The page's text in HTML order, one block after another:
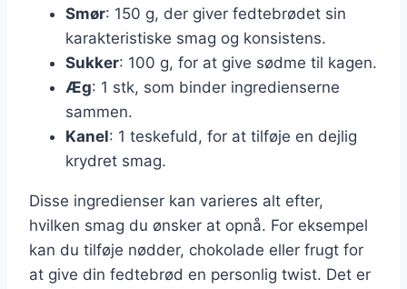
Smør: 150 g, der giver fedtebrødet sin
karakteristiske smag og konsistens.
Sukker: 100 g, for at give sødme til kagen.
Æg: 1 stk, som binder ingredienserne
sammen.
Kanel: 1 teskefuld, for at tilføje en dejlig
krydret smag.
Disse ingredienser kan varieres alt efter,
hvilken smag du ønsker at opnå. For eksempel
kan du tilføje nødder, chokolade eller frugt for
at give din fedtebrød en personlig twist. Det er